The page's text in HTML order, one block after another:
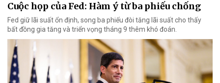
Cuộc họp của Fed: Hàm ý từ ba phiếu chống
Fed giữ lãi suất ổn định, song ba phiếu đòi tăng lãi suất cho thấy
bất đồng gia tăng và triển vọng tháng 9 thêm khó đoán.